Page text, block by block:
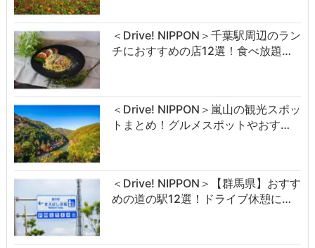
＜Drive! NIPPON＞千葉駅周辺のラン
チにおすすめの店12選！食べ放題…
＜Drive! NIPPON＞嵐山の観光スポッ
トまとめ！グルメスポットやおす…
＜Drive! NIPPON＞【群馬県】おすす
めの道の駅12選！ドライブ休憩に…